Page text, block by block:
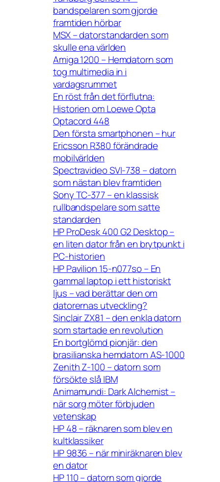
bandspelaren som gjorde
framtiden hörbar
MSX – datorstandarden som
skulle ena världen
Amiga 1200 – Hemdatorn som
tog multimedia in i
vardagsrummet
En röst från det förflutna:
Historien om Loewe Opta
Optacord 448
Den första smartphonen – hur
Ericsson R380 förändrade
mobilvärlden
Spectravideo SVI-738 – datorn
som nästan blev framtiden
Sony TC-377 – en klassisk
rullbandspelare som satte
standarden
HP ProDesk 400 G2 Desktop –
en liten dator från en brytpunkt i
PC-historien
HP Pavilion 15-n077so – En
gammal laptop i ett historiskt
ljus – vad berättar den om
datorernas utveckling?
Sinclair ZX81 – den enkla datorn
som startade en revolution
En bortglömd pionjär: den
brasilianska hemdatorn AS-1000
Zenith Z-100 – datorn som
försökte slå IBM
Animamundi: Dark Alchemist –
när sorg möter förbjuden
vetenskap
HP 48 – räknaren som blev en
kultklassiker
HP 9836 – när miniräknaren blev
en dator
HP 110 – datorn som gjorde